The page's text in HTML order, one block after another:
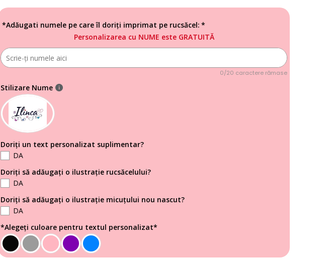
Personalizarea cu NUME este GRATUITĂ
*Adăugati numele pe care îl doriți imprimat pe rucsăcel:
0/20 caractere rămase
Stilizare Nume
Doriți un text personalizat suplimentar?
DA
Doriți să adăugați o ilustrație rucsăcelului?
DA
Doriți să adăugați o ilustrație micuțului nou nascut?
DA
*Alegeți culoare pentru textul personalizat*